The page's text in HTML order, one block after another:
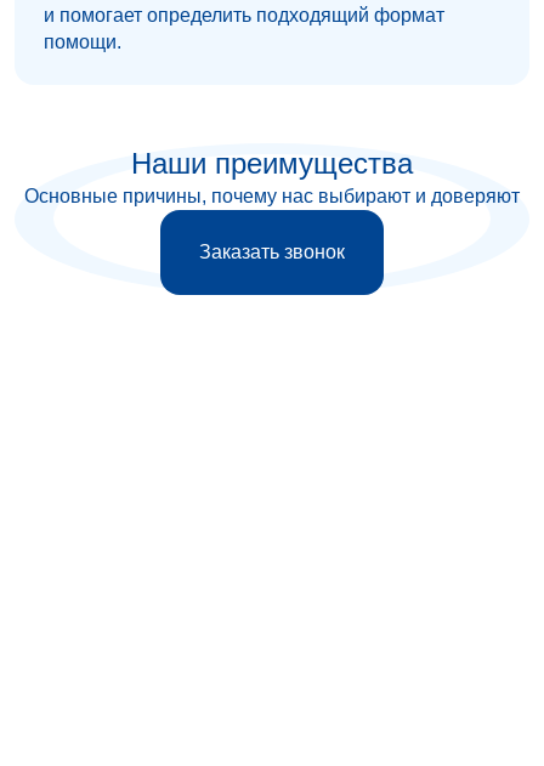
и помогает определить подходящий формат
помощи.
Наши преимущества
Основные причины, почему нас выбирают и доверяют
Заказать звонок